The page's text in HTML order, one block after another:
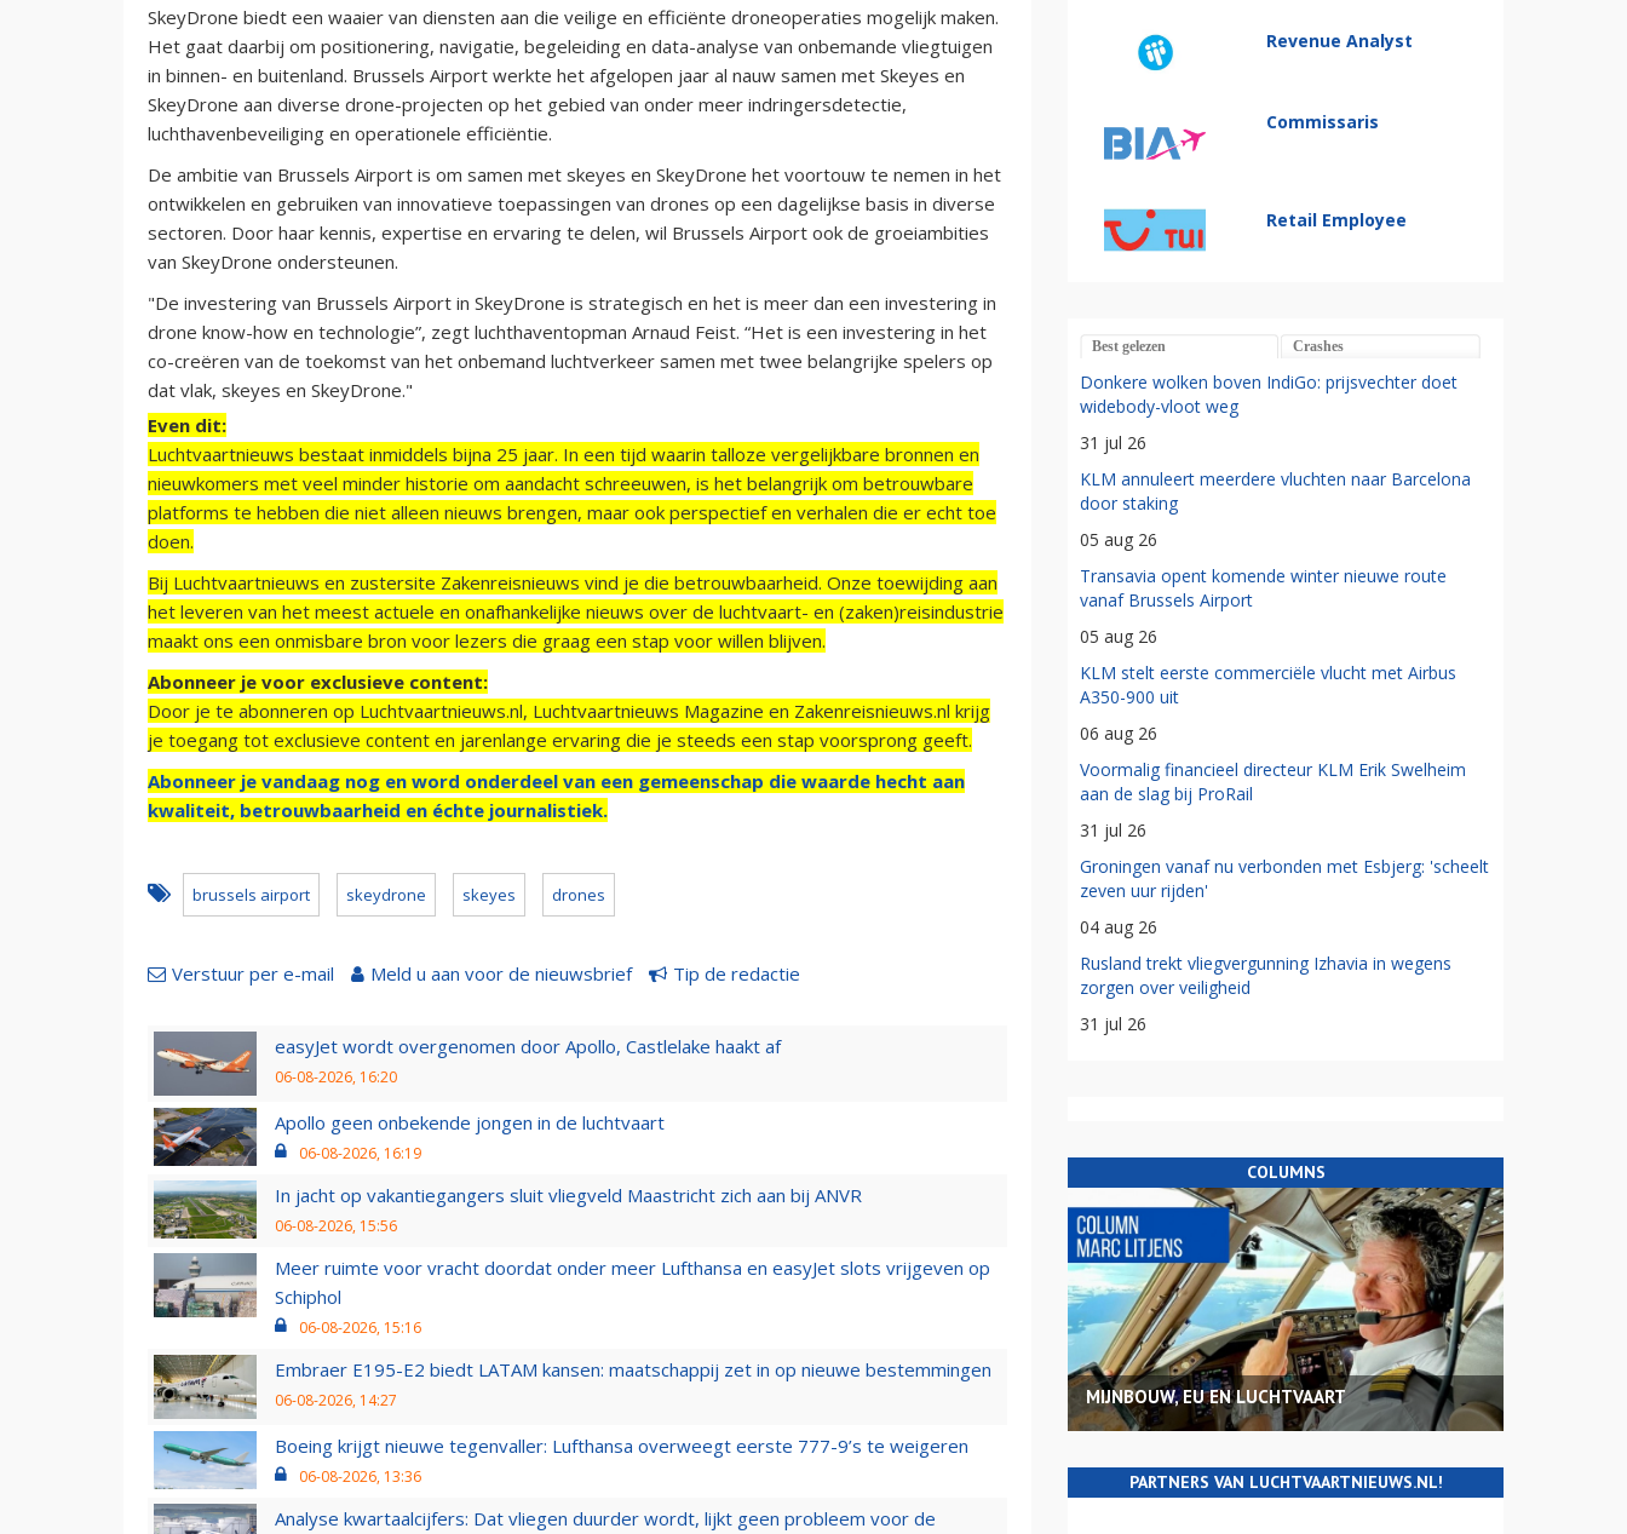
SkeyDrone biedt een waaier van diensten aan die veilige en efficiënte droneoperaties mogelijk maken.
Het gaat daarbij om positionering, navigatie, begeleiding en data-analyse van onbemande vliegtuigen
in binnen- en buitenland. Brussels Airport werkte het afgelopen jaar al nauw samen met Skeyes en
SkeyDrone aan diverse drone-projecten op het gebied van onder meer indringersdetectie,
luchthavenbeveiliging en operationele efficiëntie.
De ambitie van Brussels Airport is om samen met skeyes en SkeyDrone het voortouw te nemen in het
ontwikkelen en gebruiken van innovatieve toepassingen van drones op een dagelijkse basis in diverse
sectoren. Door haar kennis, expertise en ervaring te delen, wil Brussels Airport ook de groeiambities
van SkeyDrone ondersteunen.
"De investering van Brussels Airport in SkeyDrone is strategisch en het is meer dan een investering in
drone know-how en technologie”, zegt luchthaventopman Arnaud Feist. “Het is een investering in het
co-creëren van de toekomst van het onbemand luchtverkeer samen met twee belangrijke spelers op
dat vlak, skeyes en SkeyDrone."
Even dit:
Luchtvaartnieuws bestaat inmiddels bijna 25 jaar. In een tijd waarin talloze vergelijkbare bronnen en
nieuwkomers met veel minder historie om aandacht schreeuwen, is het belangrijk om betrouwbare
platforms te hebben die niet alleen nieuws brengen, maar ook perspectief en verhalen die er echt toe
doen.
Bij Luchtvaartnieuws en zustersite Zakenreisnieuws vind je die betrouwbaarheid. Onze toewijding aan
het leveren van het meest actuele en onafhankelijke nieuws over de luchtvaart- en (zaken)reisindustrie
maakt ons een onmisbare bron voor lezers die graag een stap voor willen blijven.
Abonneer je voor exclusieve content:
Door je te abonneren op Luchtvaartnieuws.nl, Luchtvaartnieuws Magazine en Zakenreisnieuws.nl krijg
je toegang tot exclusieve content en jarenlange ervaring die je steeds een stap voorsprong geeft.
Abonneer je vandaag nog en word onderdeel van een gemeenschap die waarde hecht aan
kwaliteit, betrouwbaarheid en échte journalistiek.
brussels airport skeydrone skeyes drones
Verstuur per e-mail Meld u aan voor de nieuwsbrief Tip de redactie
easyJet wordt overgenomen door Apollo, Castlelake haakt af
06-08-2026, 16:20
Apollo geen onbekende jongen in de luchtvaart
06-08-2026, 16:19
In jacht op vakantiegangers sluit vliegveld Maastricht zich aan bij ANVR
06-08-2026, 15:56
Meer ruimte voor vracht doordat onder meer Lufthansa en easyJet slots vrijgeven op
Schiphol
06-08-2026, 15:16
Embraer E195-E2 biedt LATAM kansen: maatschappij zet in op nieuwe bestemmingen
06-08-2026, 14:27
Boeing krijgt nieuwe tegenvaller: Lufthansa overweegt eerste 777-9’s te weigeren
06-08-2026, 13:36
Analyse kwartaalcijfers: Dat vliegen duurder wordt, lijkt geen probleem voor de
Revenue Analyst
Commissaris
Retail Employee
Best gelezen Crashes
Donkere wolken boven IndiGo: prijsvechter doet
widebody-vloot weg
31 jul 26
KLM annuleert meerdere vluchten naar Barcelona
door staking
05 aug 26
Transavia opent komende winter nieuwe route
vanaf Brussels Airport
05 aug 26
KLM stelt eerste commerciële vlucht met Airbus
A350-900 uit
06 aug 26
Voormalig financieel directeur KLM Erik Swelheim
aan de slag bij ProRail
31 jul 26
Groningen vanaf nu verbonden met Esbjerg: 'scheelt
zeven uur rijden'
04 aug 26
Rusland trekt vliegvergunning Izhavia in wegens
zorgen over veiligheid
31 jul 26
COLUMNS
MIJNBOUW, EU EN LUCHTVAART
PARTNERS VAN LUCHTVAARTNIEUWS.NL!